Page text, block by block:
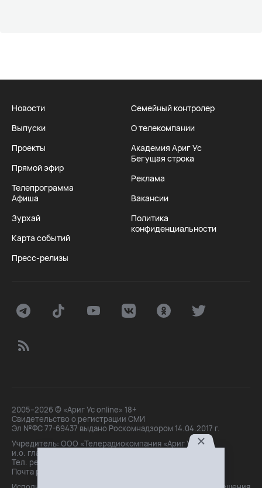
Новости
Выпуски
Проекты
Прямой эфир
Телепрограмма
Афиша
Зурхай
Карта событий
Пресс-релизы
Семейный контролер
О телекомпании
Академия Ариг Ус
Бегущая строка
Реклама
Вакансии
Политика
конфиденциальности
2005–2026 © «Ариг Ус online» 18+
Свидетельство о регистрации СМИ
Эл №ФС 77-69437 выдано Роскомнадзором 14.04.2017 г.
Учредитель: ООО «Телерадиокомпания «Ариг Ус»,
и.о. главного редактора: Маханова О.Б.
Тел. peдakции: +7(3012)21-30-14,
Почта peдakции: editor@arigus.tv